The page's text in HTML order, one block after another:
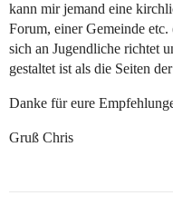
kann mir jemand eine
Forum, einer Gemeinde
sich an Jugendliche richtet
gestaltet ist als die Seiten
Danke für eure
Gruß Chris